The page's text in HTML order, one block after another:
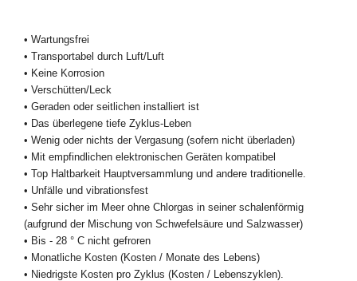
• Wartungsfrei
• Transportabel durch Luft/Luft
• Keine Korrosion
• Verschütten/Leck
• Geraden oder seitlichen installiert ist
• Das überlegene tiefe Zyklus-Leben
• Wenig oder nichts der Vergasung (sofern nicht überladen)
• Mit empfindlichen elektronischen Geräten kompatibel
• Top Haltbarkeit Hauptversammlung und andere traditionelle.
• Unfälle und vibrationsfest
• Sehr sicher im Meer ohne Chlorgas in seiner schalenförmig
(aufgrund der Mischung von Schwefelsäure und Salzwasser)
• Bis - 28 ° C nicht gefroren
• Monatliche Kosten (Kosten / Monate des Lebens)
• Niedrigste Kosten pro Zyklus (Kosten / Lebenszyklen).